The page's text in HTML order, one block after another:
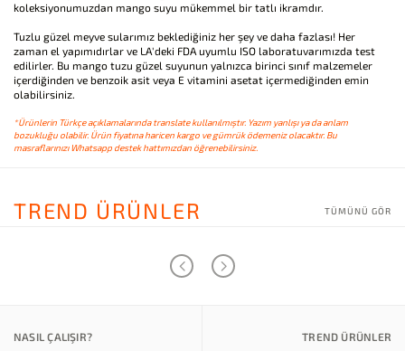
koleksiyonumuzdan mango suyu mükemmel bir tatlı ikramdır.
Tuzlu güzel meyve sularımız beklediğiniz her şey ve daha fazlası! Her
zaman el yapımıdırlar ve LA'deki FDA uyumlu ISO laboratuvarımızda test
edilirler. Bu mango tuzu güzel suyunun yalnızca birinci sınıf malzemeler
içerdiğinden ve benzoik asit veya E vitamini asetat içermediğinden emin
olabilirsiniz.
*Ürünlerin Türkçe açıklamalarında translate kullanılmıştır. Yazım yanlışı ya da anlam
bozukluğu olabilir. Ürün fiyatına haricen kargo ve gümrük ödemeniz olacaktır. Bu
masraflarınızı Whatsapp destek hattımızdan öğrenebilirsiniz.
TREND ÜRÜNLER TÜMÜNÜ GÖR
NASIL ÇALIŞIR? TREND ÜRÜNLER